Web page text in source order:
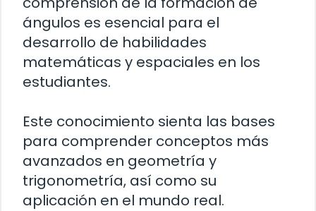
ángulos es esencial para el
desarrollo de habilidades
matemáticas y espaciales en los
estudiantes.
Este conocimiento sienta las bases
para comprender conceptos más
avanzados en geometría y
trigonometría, así como su
aplicación en el mundo real.